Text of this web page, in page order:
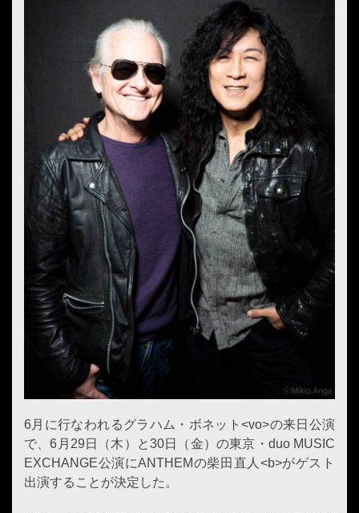
6月に行なわれるグラハム・ボネット<vo>の来日公演
で、6月29日（木）と30日（金）の東京・duo MUSIC
EXCHANGE公演にANTHEMの柴田直人<b>がゲスト
出演することが決定した。